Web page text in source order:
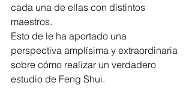
cada una de ellas con distintos
maestros.
Esto de le ha aportado una
perspectiva amplísima y extraordinaria
sobre cómo realizar un verdadero
estudio de Feng Shui.